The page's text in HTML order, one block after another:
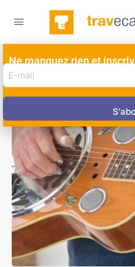
Ne manquez rien et
d'information ici!
E-
mail
adres